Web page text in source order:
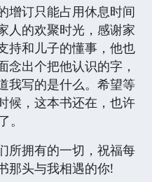
增订只能占用休息时间
人的欢聚时光，感谢家
持和儿子的懂事，他也
念出个把他认识的字，
我写的是什么。希望等
候，这本书还在，也许
拥有的一切，祝福每
那头与我相遇的你!